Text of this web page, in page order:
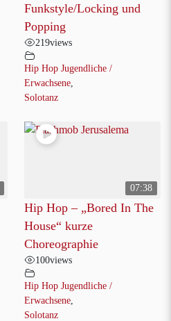
Funkstyle/Locking und
Popping
219views
Hip Hop Jugendliche /
Erwachsene
Solotanz
07:38
Hip Hop – „Bored In The
House“ kurze
Choreographie
100views
Hip Hop Jugendliche /
Erwachsene
Solotanz